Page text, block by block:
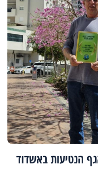
הנטיעות באשדוד